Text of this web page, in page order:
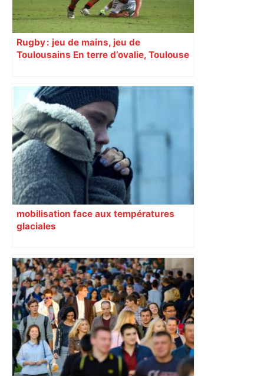
Rugby : jeu de mains, jeu de
Toulousains En terre d’ovalie, Toulouse
revendiquant surtout son art du jeu en
mouvement, vif et spectaculaire.
Décryptage. Série (4 / 10)
mobilisation face aux températures
glaciales